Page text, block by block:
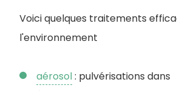
Voici quelques traitements
l'environnement
aérosol: pulvérisations dans